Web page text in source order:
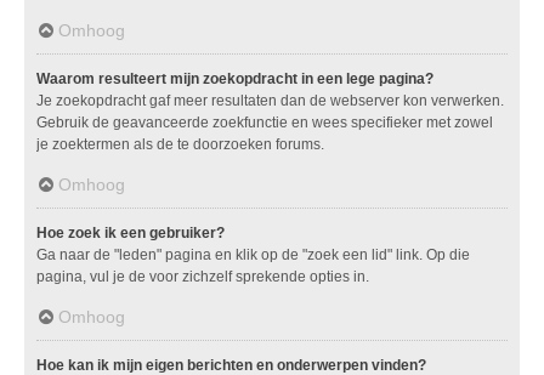
Omhoog
Waarom resulteert mijn zoekopdracht in een lege pagina?
Je zoekopdracht gaf meer resultaten dan de webserver kon verwerken.
Gebruik de geavanceerde zoekfunctie en wees specifieker met zowel
je zoektermen als de te doorzoeken forums.
Omhoog
Hoe zoek ik een gebruiker?
Ga naar de "leden" pagina en klik op de "zoek een lid" link. Op die
pagina, vul je de voor zichzelf sprekende opties in.
Omhoog
Hoe kan ik mijn eigen berichten en onderwerpen vinden?